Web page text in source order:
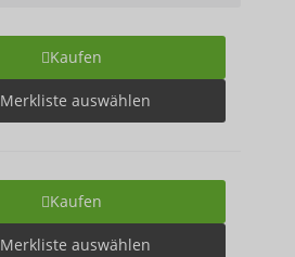
Kaufen
Merkliste auswählen
Kaufen
Merkliste auswählen